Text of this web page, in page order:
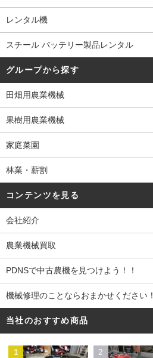
レンタル機
スチール バッテリー製品レンタル
グループから探す
田畑用農業機械
果樹用農業機械
家庭菜園
林業・薪割
コンテンツを見る
会社紹介
農業機械買取
PDNSで中古農機を見つけよう！！
機械修理のことならおまかせください！
当社のおすすめ商品
1 2